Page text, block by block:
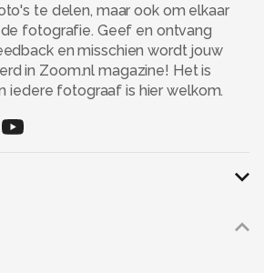
te delen, maar ook om elkaar
fotografie. Geef en ontvang
en misschien wordt jouw
in Zoom.nl magazine! Het is
iedere fotograaf is hier welkom.